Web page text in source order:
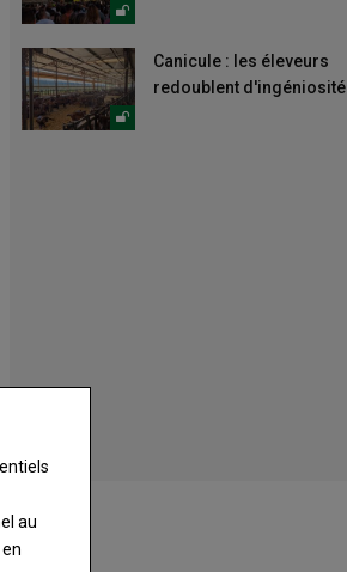
Canicule : les éleveurs
redoublent d'ingéniosité
au